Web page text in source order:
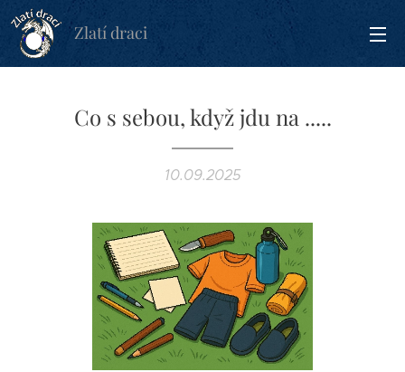
Zlatí draci
Co s sebou, když jdu na .....
10.09.2025